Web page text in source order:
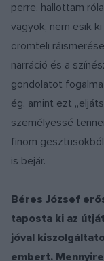
perre, hallottam
vagyok, nem esik
örömteli
narráció és a
gondolatot
ég, amint ezt
személyessé
finom
is bejár.
Béres József
taposta ki az
jóval
embert.